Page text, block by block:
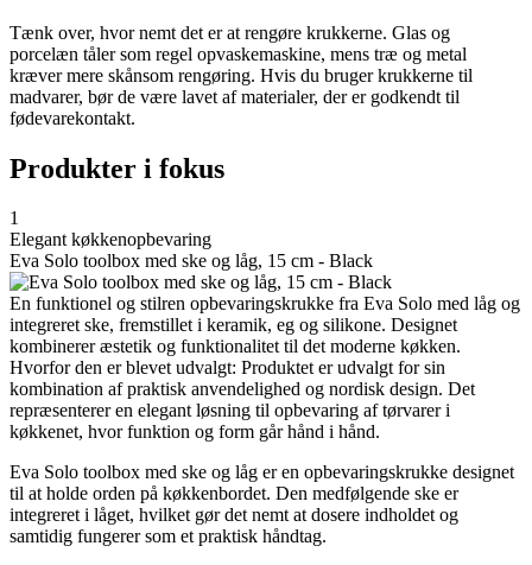
Tænk over, hvor nemt det er at rengøre krukkerne. Glas og
porcelæn tåler som regel opvaskemaskine, mens træ og metal
kræver mere skånsom rengøring. Hvis du bruger krukkerne til
madvarer, bør de være lavet af materialer, der er godkendt til
fødevarekontakt.
Produkter i fokus
1
Elegant køkkenopbevaring
Eva Solo toolbox med ske og låg, 15 cm - Black
En funktionel og stilren opbevaringskrukke fra Eva Solo med låg og
integreret ske, fremstillet i keramik, eg og silikone. Designet
kombinerer æstetik og funktionalitet til det moderne køkken.
Hvorfor den er blevet udvalgt: Produktet er udvalgt for sin
kombination af praktisk anvendelighed og nordisk design. Det
repræsenterer en elegant løsning til opbevaring af tørvarer i
køkkenet, hvor funktion og form går hånd i hånd.
Eva Solo toolbox med ske og låg er en opbevaringskrukke designet
til at holde orden på køkkenbordet. Den medfølgende ske er
integreret i låget, hvilket gør det nemt at dosere indholdet og
samtidig fungerer som et praktisk håndtag.